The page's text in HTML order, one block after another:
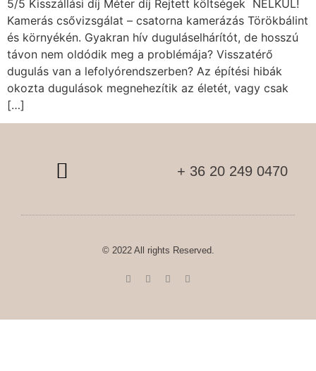
5/5 Kisszállási díj Méter díj Rejtett költségek NÉLKÜL!
Kamerás csővizsgálat – csatorna kamerázás Törökbálint
és környékén. Gyakran hív duguláselhárítót, de hosszú
távon nem oldódik meg a problémája? Visszatérő
dugulás van a lefolyórendszerben? Az építési hibák
okozta dugulások megnehezítik az életét, vagy csak
[…]
+ 36 20 249 0470
© 2022 All rights Reserved.